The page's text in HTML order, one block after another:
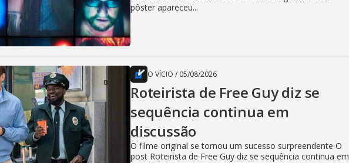
pôster apareceu...
O VÍCIO / 05/08/2026
Roteirista de Free Guy diz se
sequência continua em
discussão
O filme original se tornou um sucesso surpreendente O
post Roteirista de Free Guy diz se sequência continua em